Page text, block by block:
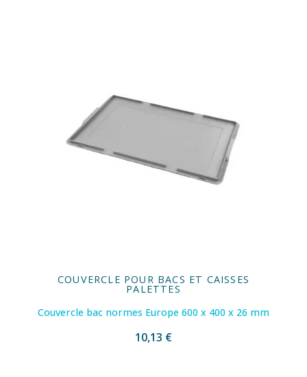
COUVERCLE POUR BACS ET CAISSES
PALETTES
Couvercle bac normes Europe 600 x 400 x 26 mm
10,13 €